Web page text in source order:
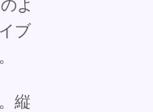
よ
ブ
縦